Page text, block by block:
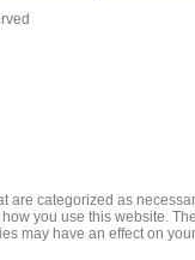
categorized as
you use this website.
may have an effect on